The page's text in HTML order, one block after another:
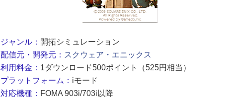
ジャンル： 開拓シミュレーション
配信元・開発元： スクウェア・エニックス
利用料金： 1ダウンロード500ポイント（525円相当）
プラットフォーム： iモード
対応機種： FOMA 903i/703i以降